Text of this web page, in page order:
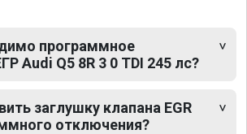
программное
Audi Q5 8R 3 0 TDI 245 лс?
заглушку клапана EGR
отключения?